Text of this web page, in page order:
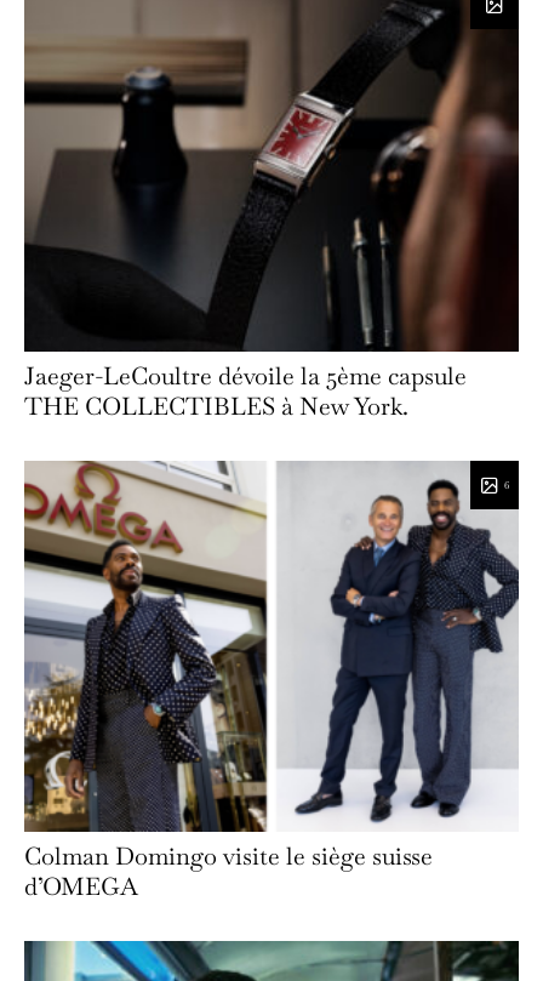
Jaeger-LeCoultre dévoile la 5ème capsule
THE COLLECTIBLES à New York.
6
Colman Domingo visite le siège suisse
d’OMEGA